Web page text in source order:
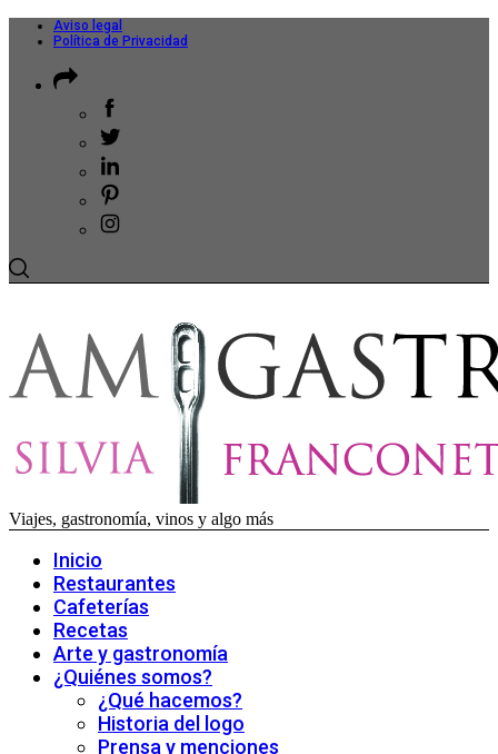
Aviso legal
Política de Privacidad
Viajes, gastronomía, vinos y algo más
Inicio
Restaurantes
Cafeterías
Recetas
Arte y gastronomía
¿Quiénes somos?
¿Qué hacemos?
Historia del logo
Prensa y menciones